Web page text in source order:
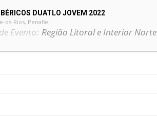
DUATLO JOVEM 2022
os-Rios, Penafiel
Evento: Região Litoral e Interior Norte